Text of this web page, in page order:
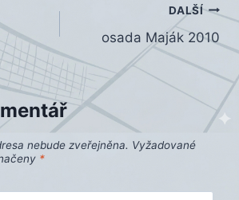
DALŠÍ
osada Maják 2010
nebude zveřejněna. Vyžadované
*